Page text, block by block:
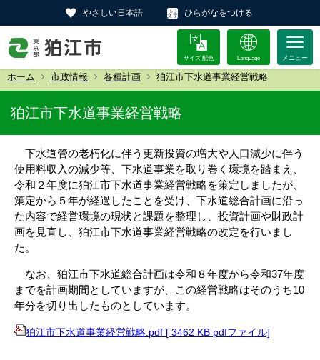
やさしい日本語 ひらがなをつける
サイズ 配色 Language
ホーム 市政情報 各種計画 狛江市下水道事業経営戦略
狛江市下水道事業経営戦略
下水道管の老朽化に伴う更新投資の増大や人口減少に伴う
使用料収入の減少等、 下水道事業を取り巻く環境を踏まえ、
令和２年度に狛江市下水道事業経営戦略を策定しましたが、
策定から５年が経過したことを受け、下水道総合計画に沿っ
た内容で経営環境の現状と課題を整理し、投資計画や財政計
画を見直し、狛江市下水道事業経営戦略の改定を行いまし
た。
なお、狛江市下水道総合計画は令和８年度から令和37年度
までを計画期間としていますが、この経営戦略はそのうち10
年分を切り出したものとしています。
狛江市下水道事業経営戦略.pdf [ 3462 KB pdfファイル]